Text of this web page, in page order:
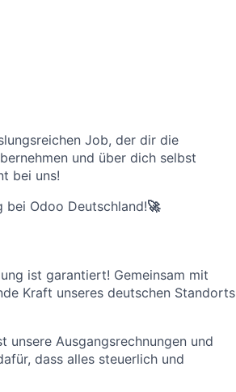
Job, der dir die
und über dich selbst
bei uns!
bei Odoo Deutschland!🚀
ist garantiert! Gemeinsam mit
Kraft unseres deutschen Standorts
unsere Ausgangsrechnungen und
dass alles steuerlich und